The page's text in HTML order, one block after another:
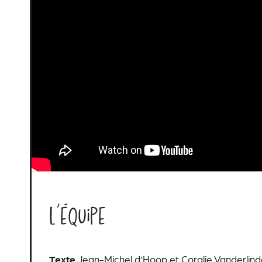
L’équipe
TexteJean-Michel d’Hoop et Coralie